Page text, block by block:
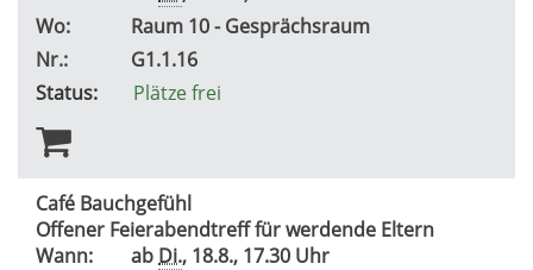
Wo:
Raum 10 - Gesprächsraum
Nr.:
G1.1.16
Status:
Plätze frei
Café Bauchgefühl
Offener Feierabendtreff für werdende Eltern
Wann:
ab Di., 18.8., 17.30 Uhr